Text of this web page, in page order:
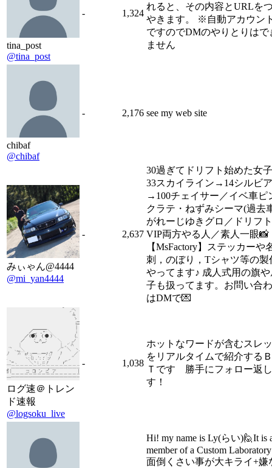
tina_post
@tina_post
- 1,324
れると、その内容とURLを
やきます。 ※自動アカウン
ですのでDMのやりとりはで
ません
chibaf
@chibaf
- 2,176 see my web site
みぃゃん@4444
@mi_yan4444
- 2,637
30過ぎてドリフト始めた女
33スカイライン→14シルビア
→100チェイサー／イベ車ピ
クラテ・ねずみシーマ(過去
がれーじゆきグロ／ドリフ
VIP両方やる人／素人一眼📸
【MsFactory】ステッカーや
刺，のぼり，Tシャツ等の製
やってます♪ 成人式用の旗や
子も扱ってます。お問い合
はDMで💌
ログ速＠トレン
ド速報
@logsoku_live
- 1,038
ホットなワードが含むスレ
をリアルタイムで紹介する
Ｔです 勝手にフォロー返
す！
Hi! my name is Ly(らい)🙋It is
member of a Custom
面倒くさい事が大キライ+嫌